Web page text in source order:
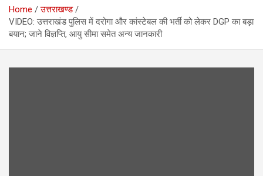
Home
उत्तराखण्ड
VIDEO: उत्तराखंड पुलिस में दरोगा और कांस्टेबल की भर्ती को लेकर DGP का बड़ा
बयान; जाने विज्ञप्ति, आयु सीमा समेत अन्य जानकारी